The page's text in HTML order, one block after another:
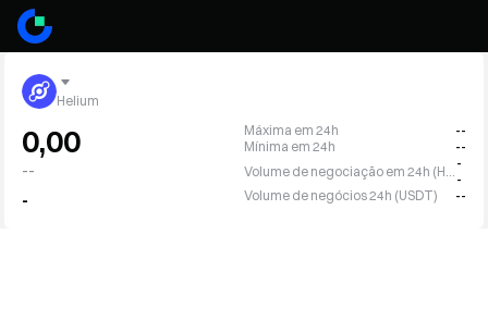
Helium
0,00
--
-
Máxima em 24h
--
Mínima em 24h
--
-
-
Volume de negócios 24h (USDT)
--